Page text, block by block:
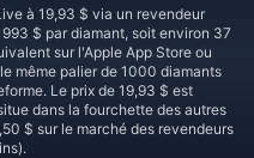
à 19,93 $ via un revendeur
$ par diamant, soit environ 37
sur l'Apple App Store ou
même palier de 1000 diamants
Le prix de 19,93 $ est
dans la fourchette des autres
$ sur le marché des revendeurs